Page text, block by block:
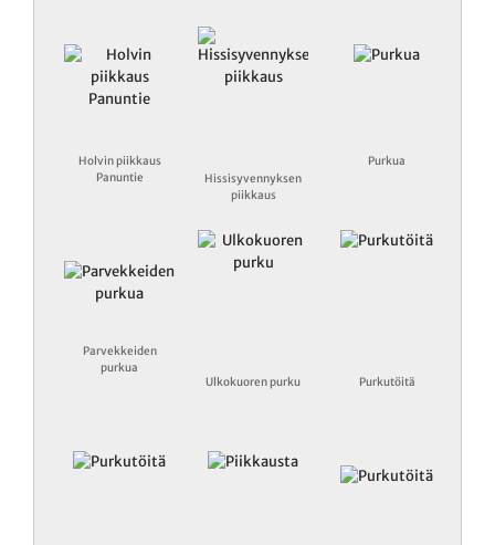
Holvin piikkaus
Panuntie
Hissisyvennyksen
piikkaus
Purkua
Parvekkeiden
purkua
Ulkokuoren purku
Purkutöitä